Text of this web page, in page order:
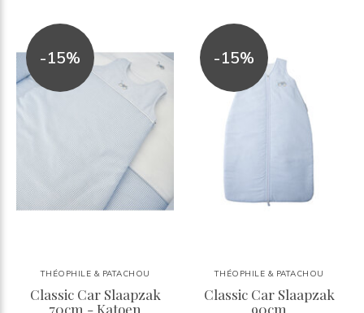
-15%
THÉOPHILE & PATACHOU
Classic Car Slaapzak
70cm - Katoen
-15%
THÉOPHILE & PATACHOU
Classic Car Slaapzak
90cm